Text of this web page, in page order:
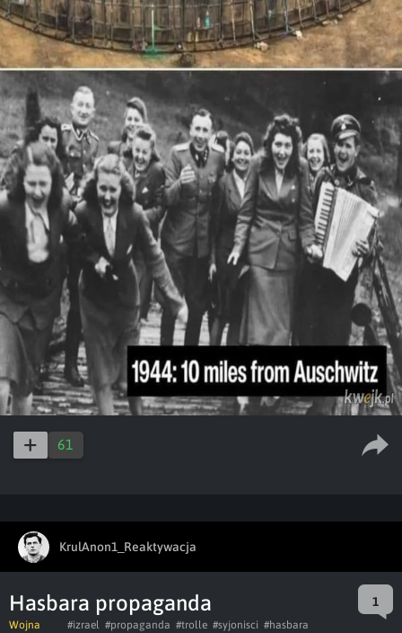
61
KrulAnon1_Reaktywacja
Hasbara propaganda 1
Wojna #izrael #propaganda #trolle #syjonisci #hasbara